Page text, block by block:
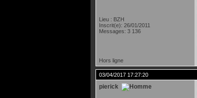
Lieu : BZH
Inscrit(e): 26/01/2011
Messages: 3 136
Hors ligne
03/04/2017 17:27:20
pierick